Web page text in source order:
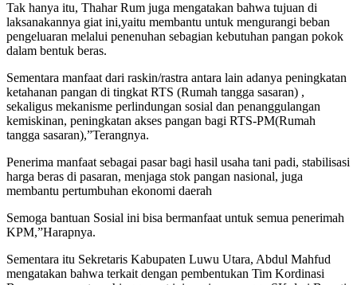
Tak hanya itu, Thahar Rum juga mengatakan bahwa tujuan di
laksanakannya giat ini,yaitu membantu untuk mengurangi beban
pengeluaran melalui penenuhan sebagian kebutuhan pangan pokok
dalam bentuk beras.
Sementara manfaat dari raskin/rastra antara lain adanya peningkatan
ketahanan pangan di tingkat RTS (Rumah tangga sasaran) ,
sekaligus mekanisme perlindungan sosial dan penanggulangan
kemiskinan, peningkatan akses pangan bagi RTS-PM(Rumah
tangga sasaran),”Terangnya.
Penerima manfaat sebagai pasar bagi hasil usaha tani padi, stabilisasi
harga beras di pasaran, menjaga stok pangan nasional, juga
membantu pertumbuhan ekonomi daerah
Semoga bantuan Sosial ini bisa bermanfaat untuk semua penerimah
KPM,”Harapnya.
Sementara itu Sekretaris Kabupaten Luwu Utara, Abdul Mahfud
mengatakan bahwa terkait dengan pembentukan Tim Kordinasi